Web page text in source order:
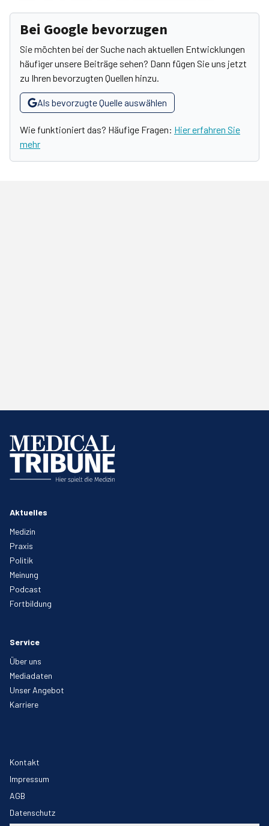
Bei Google bevorzugen
Sie möchten bei der Suche nach aktuellen Entwicklungen
häufiger unsere Beiträge sehen? Dann fügen Sie uns jetzt
zu Ihren bevorzugten Quellen hinzu.
Als bevorzugte Quelle auswählen
Wie funktioniert das? Häufige Fragen: Hier erfahren Sie
mehr
Aktuelles
Medizin
Praxis
Politik
Meinung
Podcast
Fortbildung
Service
Über uns
Mediadaten
Unser Angebot
Karriere
Kontakt
Impressum
AGB
Datenschutz